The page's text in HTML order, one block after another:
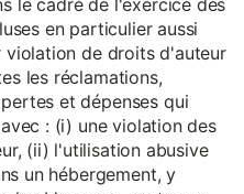
le cadre de l'exercice des
en particulier aussi
de droits d'auteur
les réclamations,
et dépenses qui
: (i) une violation des
(ii) l'utilisation abusive
un hébergement, y